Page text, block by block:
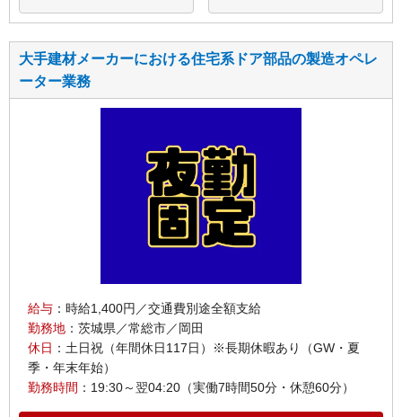
大手建材メーカーにおける住宅系ドア部品の製造オペレ
ーター業務
給与 ：時給1,400円／交通費別途全額支給
勤務地 ：茨城県／常総市／岡田
休日 ：土日祝（年間休日117日）※長期休暇あり（GW・夏
季・年末年始）
勤務時間 ：19:30～翌04:20（実働7時間50分・休憩60分）